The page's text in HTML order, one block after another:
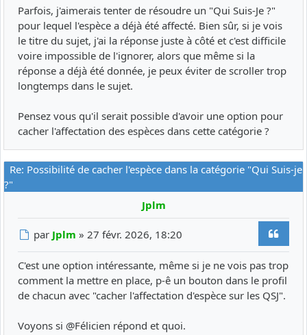
Parfois, j'aimerais tenter de résoudre un "Qui Suis-Je ?"
pour lequel l'espèce a déjà été affecté. Bien sûr, si je vois
le titre du sujet, j'ai la réponse juste à côté et c'est difficile
voire impossible de l'ignorer, alors que même si la
réponse a déjà été donnée, je peux éviter de scroller trop
longtemps dans le sujet.
Pensez vous qu'il serait possible d'avoir une option pour
cacher l'affectation des espèces dans cette catégorie ?
Re: Possibilité de cacher l'espèce dans la catégorie "Qui Suis-je
?"
Jplm
Message
par Jplm »27 févr. 2026, 18:20
C'est une option intéressante, même si je ne vois pas trop
comment la mettre en place, p-ê un bouton dans le profil
de chacun avec "cacher l'affectation d'espèce sur les QSJ".
Voyons si @Félicien répond et quoi.